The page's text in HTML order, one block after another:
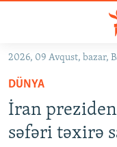
Əsas
qayıt
Əsas
naviqasiyaya
qayıt
KORRUPSIOMETR
2026, 09 Avqust, bazar,
DÜNYA
İran
səfəri təxirə